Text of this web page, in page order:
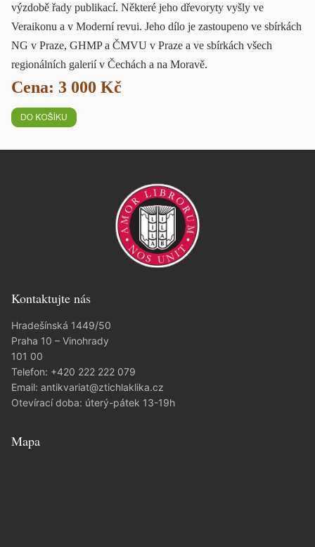
výzdobě řady publikací. Některé jeho dřevoryty vyšly ve
Veraikonu a v Moderní revui. Jeho dílo je zastoupeno ve sbírkách
NG v Praze, GHMP a ČMVU v Praze a ve sbírkách všech
regionálních galerií v Čechách a na Moravě.
Cena: 3 000 Kč
Kontaktujte nás
Hradešínská 1449/50
Praha 10 – Vinohrady
101 00
Telefon: +420 222 222 079
Email: antikvariat@ztichlaklika.cz
Otevírací doba: úterý-pátek 13-19h
Mapa